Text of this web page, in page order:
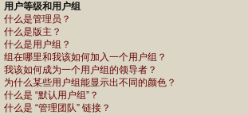
用户等级和用户组
什么是管理员？
什么是版主？
什么是用户组？
组在哪里和我该如何加入一个用户组？
我该如何成为一个用户组的领导者？
为什么某些用户组能显示出不同的颜色？
什么是 “默认用户组”？
什么是 “管理团队” 链接？